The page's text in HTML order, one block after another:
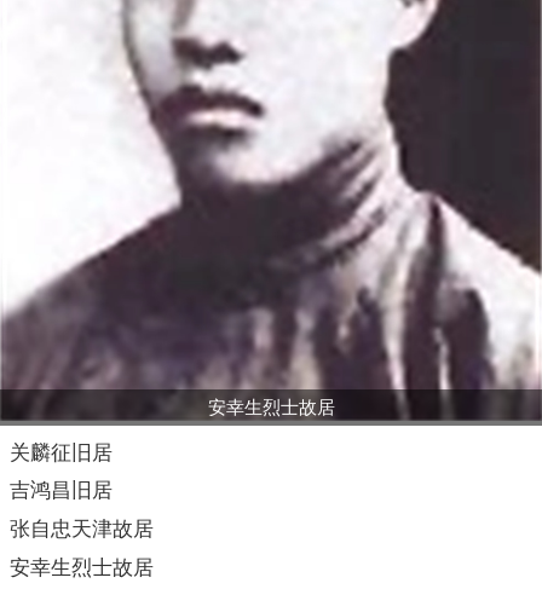
安幸生烈士故居
关麟征旧居
吉鸿昌旧居
张自忠天津故居
安幸生烈士故居